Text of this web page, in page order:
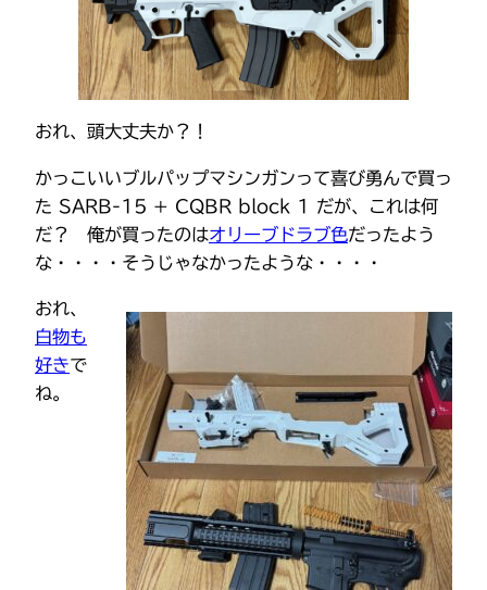
おれ、頭大丈夫か？！
かっこいいブルパップマシンガンって喜び勇んで買っ
た SARB-15 + CQBR block 1 だが、これは何
だ？ 俺が買ったのはオリーブドラブ色だったよう
な・・・・そうじゃなかったような・・・・
おれ、
白物も
好きで
ね。